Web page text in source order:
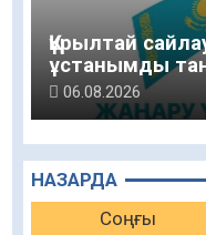
НАЗАРДА
Соңғы
Құрылтай
ұстанымды
қадам
06.08.2026